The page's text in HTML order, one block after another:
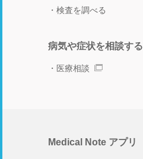
検査を調べる
病気や症状を相談する
医療相談
Medical Note アプリ